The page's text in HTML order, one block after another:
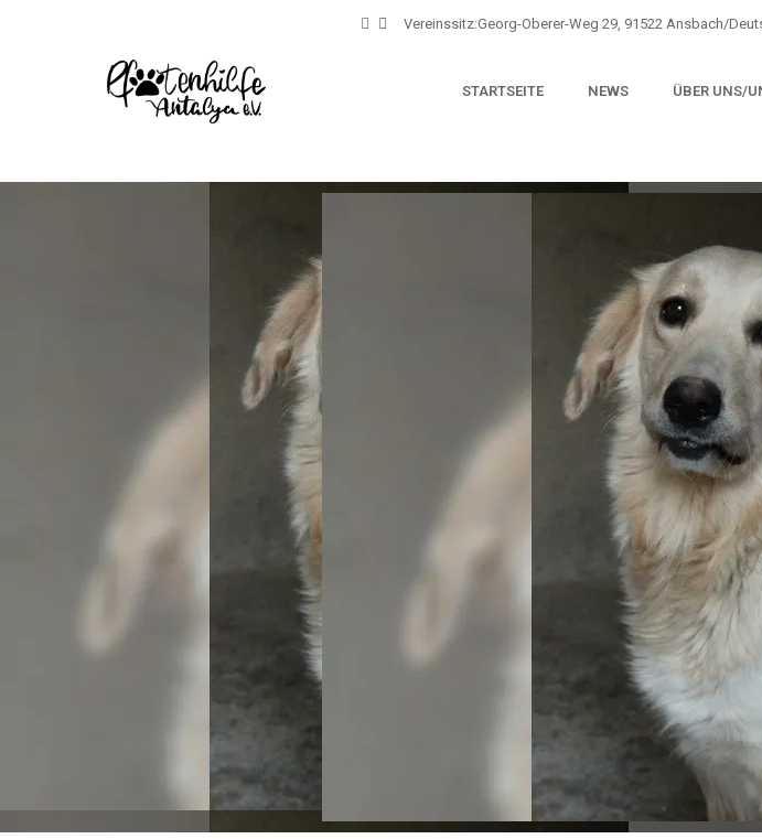
Vereinssitz:Georg-Oberer-Weg 29, 91522 Ansbach/
STARTSEITE NEWS ÜBER UNS/